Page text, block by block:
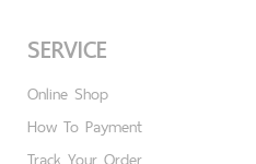
SERVICE
Online Shop
How To Payment